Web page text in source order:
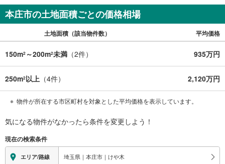
本庄市の土地面積ごとの価格相場
土地面積（該当物件数） 平均価格
150m2 ～200m2未満 （2件） 935万円
250m2以上 （4件） 2,120万円
物件が所在する市区町村を対象とした平均価格を表示しています。
気になる物件がなかったら条件を変更しよう！
現在の検索条件
エリア/路線 埼玉県｜本庄市｜けや木